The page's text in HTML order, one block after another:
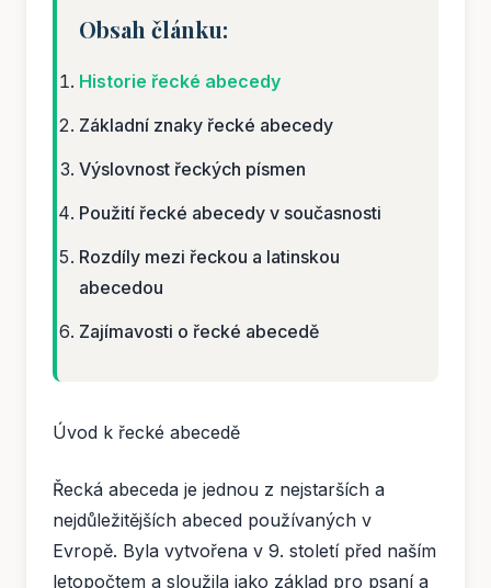
Obsah článku:
Historie řecké abecedy
Základní znaky řecké abecedy
Výslovnost řeckých písmen
Použití řecké abecedy v současnosti
Rozdíly mezi řeckou a latinskou
abecedou
Zajímavosti o řecké abecedě
Úvod k řecké abecedě
Řecká abeceda je jednou z nejstarších a
nejdůležitějších abeced používaných v
Evropě. Byla vytvořena v 9. století před naším
letopočtem a sloužila jako základ pro psaní a